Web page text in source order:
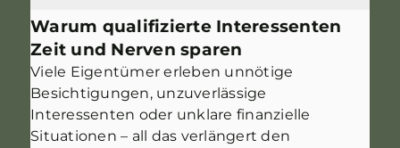
Warum qualifizierte Interessenten
Zeit und Nerven sparen
Viele Eigentümer erleben unnötige
Besichtigungen, unzuverlässige
Interessenten oder unklare finanzielle
Situationen – all das verlängert den